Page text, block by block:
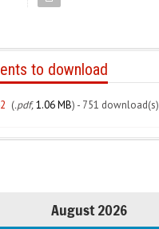
to download
(.pdf,1.06 MB) - 751 download(s)
August 2026